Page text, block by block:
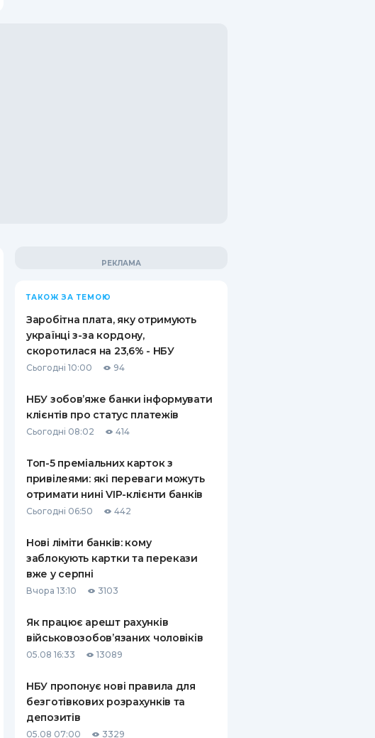
ТАКОЖ ЗА ТЕМОЮ
Заробітна плата, яку отримують
українці з-за кордону,
скоротилася на 23,6% - НБУ
Сьогодні 10:00 94
НБУ зобов’яже банки інформувати
клієнтів про статус платежів
Сьогодні 08:02 414
Топ-5 преміальних карток з
привілеями: які переваги можуть
отримати нині VIP-клієнти банків
Сьогодні 06:50 442
Нові ліміти банків: кому
заблокують картки та перекази
вже у серпні
Вчора 13:10 3103
Як працює арешт рахунків
військовозобов’язаних чоловіків
05.08 16:33 13089
НБУ пропонує нові правила для
безготівкових розрахунків та
депозитів
05.08 07:00 3329